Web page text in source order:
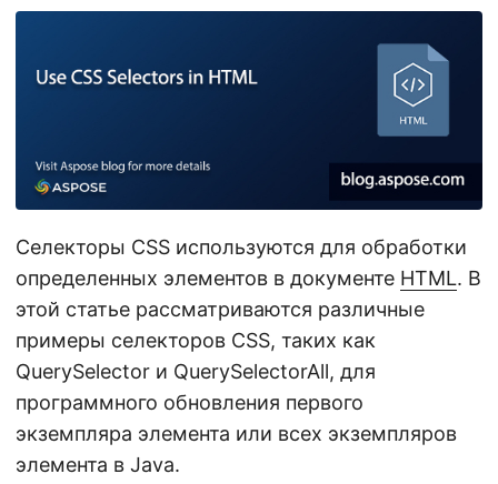
ю
Селекторы CSS используются для обработки
определенных элементов в документе HTML. В
этой статье рассматриваются различные
примеры селекторов CSS, таких как
QuerySelector и QuerySelectorAll, для
программного обновления первого
экземпляра элемента или всех экземпляров
элемента в Java.